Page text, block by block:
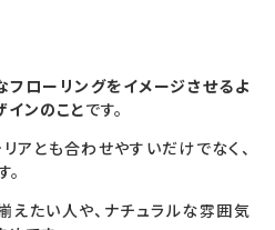
フローリングをイメージさせるよ
インのことです。
アとも合わせやすいだけでなく、
えたい人や、ナチュラルな雰囲気